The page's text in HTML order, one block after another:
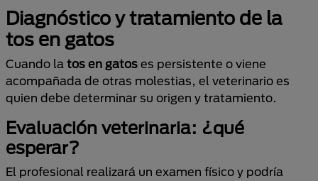
Diagnóstico y tratamiento de la
tos en gatos
Cuando la tos en gatos es persistente o viene
acompañada de otras molestias, el veterinario es
quien debe determinar su origen y tratamiento.
Evaluación veterinaria: ¿qué
esperar?
El profesional realizará un examen físico y podría